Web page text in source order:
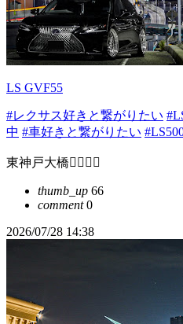
LS GVF55
#レクサス好きと繋がりたい
中 #車好きと繋がりたい
東神戸大橋🙋‍♂️❤️‍🔥
thumb_up 66
comment0
2026/07/28 14:38